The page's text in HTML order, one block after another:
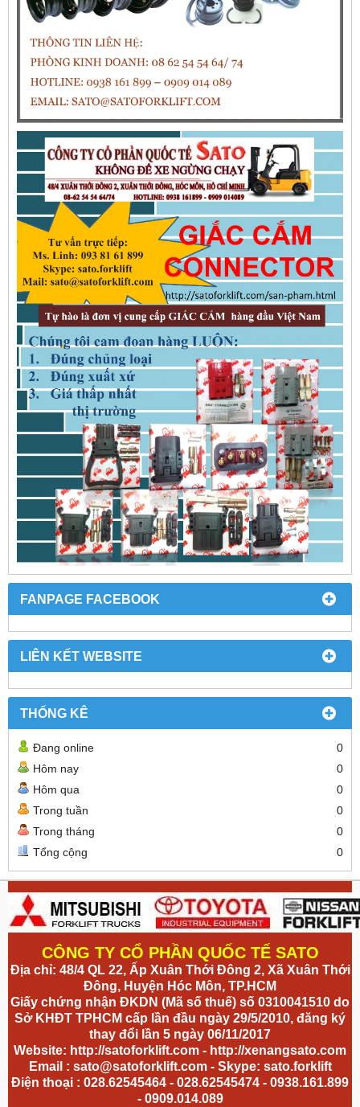
FANPAGE FACEBOOK
LIÊN KẾT WEBSITE
THỐNG KÊ
Đang online
0
Hôm nay
0
Hôm qua
0
Trong tuần
0
Trong tháng
0
Tổng cộng
0
CÔNG TY CỔ PHẦN QUỐC TẾ SATO
Địa chỉ: 48/4 QL 22, Ấp Xuân Thới Đông 2, Xã Xuân Thới
Đông, Huyện Hóc Môn, TP.HCM
Giấy chứng nhận ĐKDN (Mã số thuế) số 0310041510 do
Sở KHĐT TPHCM cấp lần đầu ngày 29/5/2010, đăng ký
thay đổi lần 5 ngày 06/11/2017
Website: http://satoforklift.com - http://xenangsato.com
Email : sato@satoforklift.com- Skype: sato.forklift
Điện thoại : 028.62545464 - 028.62545474 - 0938.161.899
- 0909.014.089